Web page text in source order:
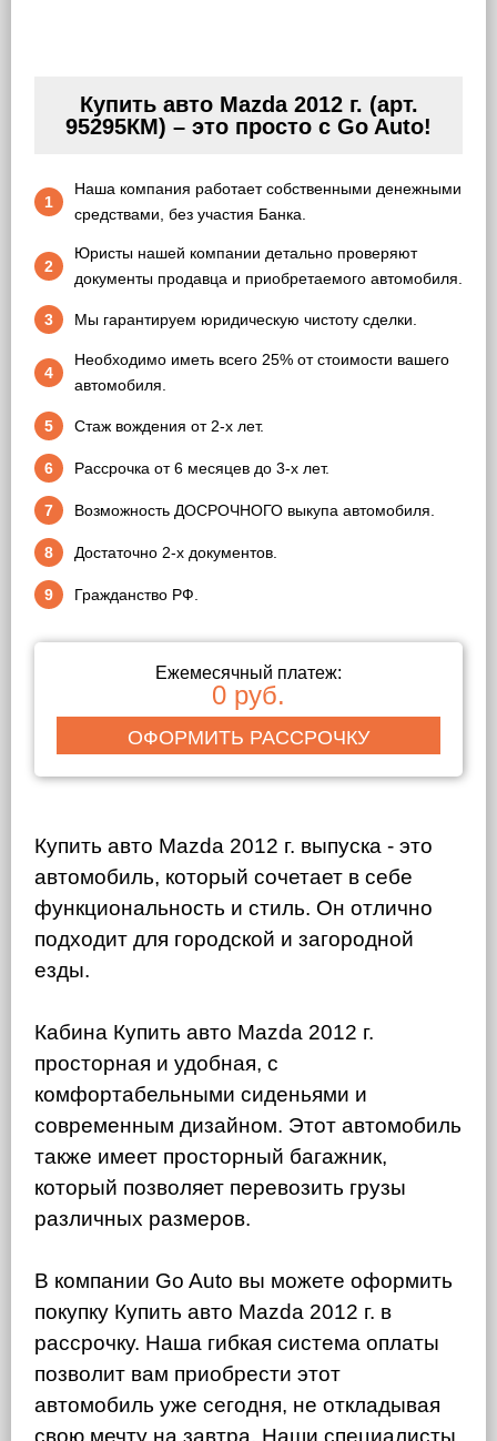
Купить авто Mazda 2012 г. (арт.
95295КМ) – это просто с Go Auto!
1
Наша компания работает собственными денежными
средствами, без участия Банка.
2
Юристы нашей компании детально проверяют
документы продавца и приобретаемого автомобиля.
3 Мы гарантируем юридическую чистоту сделки.
4
Необходимо иметь всего 25% от стоимости вашего
автомобиля.
5 Стаж вождения от 2-х лет.
6 Рассрочка от 6 месяцев до 3-х лет.
7 Возможность ДОСРОЧНОГО выкупа автомобиля.
8 Достаточно 2-х документов.
9 Гражданство РФ.
Ежемесячный платеж:
0 руб.
ОФОРМИТЬ РАССРОЧКУ
Купить авто Mazda 2012 г. выпуска - это
автомобиль, который сочетает в себе
функциональность и стиль. Он отлично
подходит для городской и загородной
езды.
Кабина Купить авто Mazda 2012 г.
просторная и удобная, с
комфортабельными сиденьями и
современным дизайном. Этот автомобиль
также имеет просторный багажник,
который позволяет перевозить грузы
различных размеров.
В компании Go Auto вы можете оформить
покупку Купить авто Mazda 2012 г. в
рассрочку. Наша гибкая система оплаты
позволит вам приобрести этот
автомобиль уже сегодня, не откладывая
свою мечту на завтра. Наши специалисты